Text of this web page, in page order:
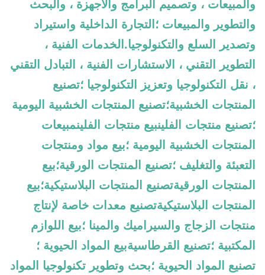
والتطوير والمبيعات ؛التجارة الداخلية واستيراد
وتصدير السلع والتكنولوجيا.الخدمات الفنية ،
التطوير التقني ، الاستشارات الفنية ، التبادل التقني
، نقل التكنولوجيا وتعزيز التكنولوجيا ؛تصنيع
المنتجات الخشبية؛تصنيع المنتجات الخشبية اليومية
؛تصنيع منتجات الفلينبيع منتجات الفلينمبيعات
المنتجات الخشبية اليومية ؛بيع مواد ومنتجات
التعبئة والتغليف ؛تصنيع المنتجات الورقية؛بيع
المنتجات الورقيةتصنيع المنتجات البلاستيكية؛بيع
المنتجات البلاستيكيةتصنيع معدات خاصة لإنتاج
منتجات الزجاج والسيراميك والمينا ؛بيع اللوازم
المكتبية ؛تصنيع القرطاسيةبيع المواد الحيوية ؛
تصنيع المواد الحيوية ؛بحث وتطوير تكنولوجيا المواد